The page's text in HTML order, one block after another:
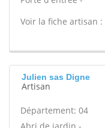
Voir la fiche artisan :
Julien sas Digne
Artisan
Département: 04